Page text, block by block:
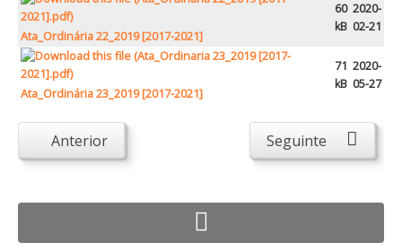
Ata_Ordinária 22_2019 [2017-2021]
60
kB
2020-
02-21
Ata_Ordinária 23_2019 [2017-2021]
71
kB
2020-
05-27
Anterior Seguinte